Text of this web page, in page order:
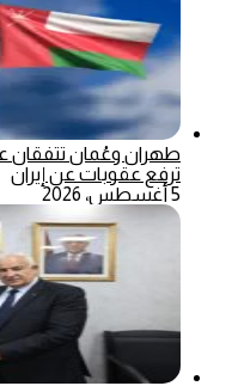
طهران وعُمان تتفقان
ترفع عقوبات عن إيران
5 أغسطس، 2026